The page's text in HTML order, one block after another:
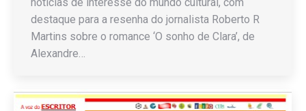
destaque para a resenha do jornalista Roberto R
Martins sobre o romance ‘O sonho de Clara’, de
Alexandre…